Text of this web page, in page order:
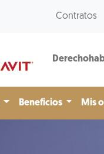
Contratos
Beneficios Mis